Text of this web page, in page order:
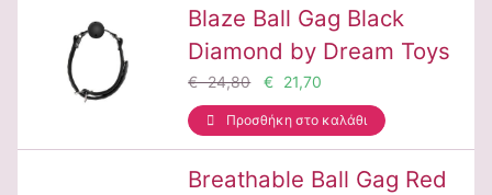
Blaze Ball Gag Black
Diamond by Dream Toys
€ 24,80 € 21,70
Προσθήκη στο καλάθι
Breathable Ball Gag Red